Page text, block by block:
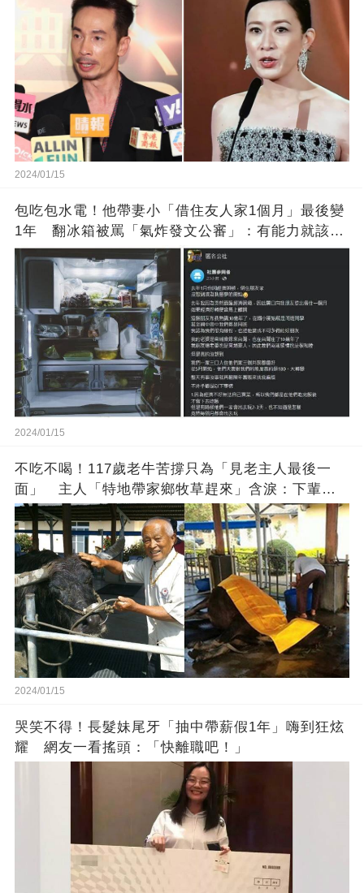
2024/01/15
包吃包水電！他帶妻小「借住友人家1個月」最後變
1年 翻冰箱被罵「氣炸發文公審」：有能力就該大
方
2024/01/15
不吃不喝！117歲老牛苦撐只為「見老主人最後一
面」 主人「特地帶家鄉牧草趕來」含淚：下輩子
找個好人家
2024/01/15
哭笑不得！長髮妹尾牙「抽中帶薪假1年」嗨到狂炫
耀 網友一看搖頭：「快離職吧！」